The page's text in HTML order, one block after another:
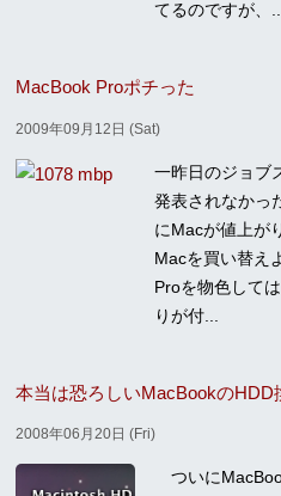
てるのですが、
MacBook Proポチった
2009年09月12日 (Sat)
一昨日のジョブ
発表されなかっ
にMacが値上が
Macを買い替え
Proを物色して
りが付...
本当は恐ろしいMacBookのHDD
2008年06月20日 (Fri)
ついに